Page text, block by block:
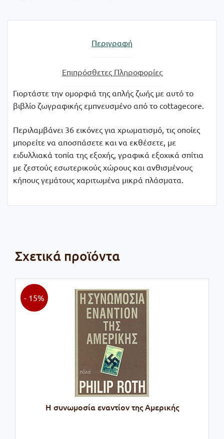
Περιγραφή
Επιπρόσθετες Πληροφορίες
Γιορτάστε την ομορφιά της απλής ζωής με αυτό το
βιβλίο ζωγραφικής εμπνευσμένο από το cottagecore.
Περιλαμβάνει 36 εικόνες για χρωματισμό, τις οποίες
μπορείτε να αποσπάσετε και να εκθέσετε, με
ειδυλλιακά τοπία της εξοχής, γραφικά εξοχικά σπίτια
με ζεστούς εσωτερικούς χώρους και ανθισμένους
κήπους γεμάτους χαριτωμένα μικρά πλάσματα.
Σχετικά προϊόντα
Η συνωμοσία εναντίον της Αμερικής
- 15%